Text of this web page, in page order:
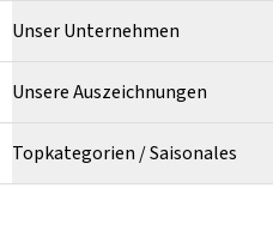
Unser Unternehmen
Unsere Auszeichnungen
Topkategorien / Saisonales